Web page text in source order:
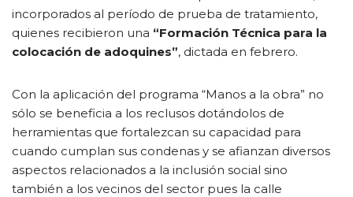
incorporados al período de prueba de tratamiento,
quienes recibieron una “Formación Técnica para la
colocación de adoquines”, dictada en febrero.
Con la aplicación del programa “Manos a la obra” no
sólo se beneficia a los reclusos dotándolos de
herramientas que fortalezcan su capacidad para
cuando cumplan sus condenas y se afianzan diversos
aspectos relacionados a la inclusión social sino
también a los vecinos del sector pues la calle